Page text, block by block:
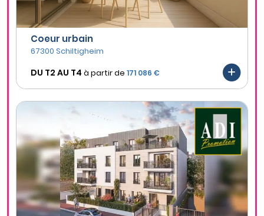
Coeur urbain
67300 Schiltigheim
DU T2 AU T4 à partir de 171 086 €